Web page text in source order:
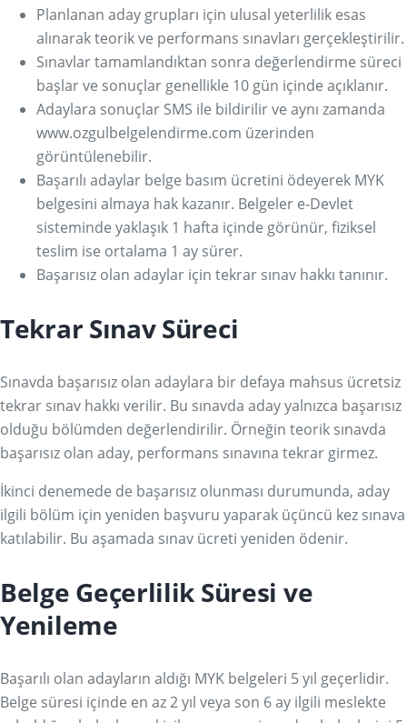
Planlanan aday grupları için ulusal yeterlilik esas
alınarak teorik ve performans sınavları gerçekleştirilir.
Sınavlar tamamlandıktan sonra değerlendirme süreci
başlar ve sonuçlar genellikle 10 gün içinde açıklanır.
Adaylara sonuçlar SMS ile bildirilir ve aynı zamanda
www.ozgulbelgelendirme.com üzerinden
görüntülenebilir.
Başarılı adaylar belge basım ücretini ödeyerek MYK
belgesini almaya hak kazanır. Belgeler e-Devlet
sisteminde yaklaşık 1 hafta içinde görünür, fiziksel
teslim ise ortalama 1 ay sürer.
Başarısız olan adaylar için tekrar sınav hakkı tanınır.
Tekrar Sınav Süreci
Sınavda başarısız olan adaylara bir defaya mahsus ücretsiz
tekrar sınav hakkı verilir. Bu sınavda aday yalnızca başarısız
olduğu bölümden değerlendirilir. Örneğin teorik sınavda
başarısız olan aday, performans sınavına tekrar girmez.
İkinci denemede de başarısız olunması durumunda, aday
ilgili bölüm için yeniden başvuru yaparak üçüncü kez sınava
katılabilir. Bu aşamada sınav ücreti yeniden ödenir.
Belge Geçerlilik Süresi ve
Yenileme
Başarılı olan adayların aldığı MYK belgeleri 5 yıl geçerlidir.
Belge süresi içinde en az 2 yıl veya son 6 ay ilgili meslekte